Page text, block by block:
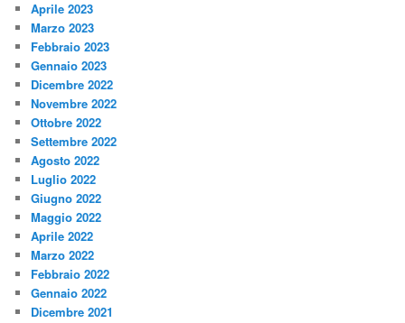
Aprile 2023
Marzo 2023
Febbraio 2023
Gennaio 2023
Dicembre 2022
Novembre 2022
Ottobre 2022
Settembre 2022
Agosto 2022
Luglio 2022
Giugno 2022
Maggio 2022
Aprile 2022
Marzo 2022
Febbraio 2022
Gennaio 2022
Dicembre 2021